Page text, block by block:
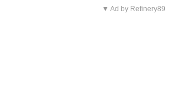
▼ Ad by Refinery89